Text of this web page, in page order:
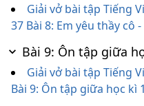
Giải vở bài tập Tiếng
37 Bài 8: Em yêu thầy cô
Bài 9: Ôn tập giữa
Giải vở bài tập Tiếng
Bài 9: Ôn tập giữa học kì